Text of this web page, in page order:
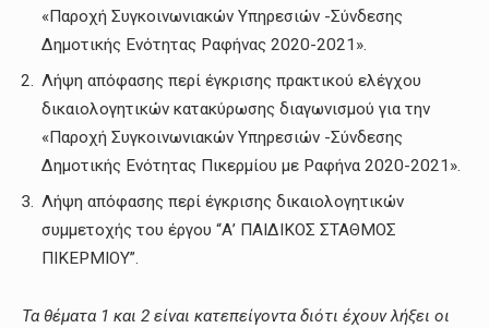
«Παροχή Συγκοινωνιακών Υπηρεσιών -Σύνδεσης
Δημοτικής Ενότητας Ραφήνας 2020-2021».
Λήψη απόφασης περί έγκρισης πρακτικού ελέγχου
δικαιολογητικών κατακύρωσης διαγωνισμού για την
«Παροχή Συγκοινωνιακών Υπηρεσιών -Σύνδεσης
Δημοτικής Ενότητας Πικερμίου με Ραφήνα 2020-2021».
Λήψη απόφασης περί έγκρισης δικαιολογητικών
συμμετοχής του έργου “Α’ ΠΑΙΔΙΚΟΣ ΣΤΑΘΜΟΣ
ΠΙΚΕΡΜΙΟΥ”.
Τα θέματα 1 και 2 είναι κατεπείγοντα διότι έχουν λήξει οι